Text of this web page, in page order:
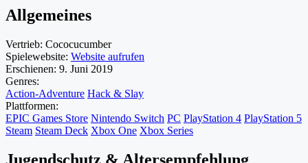
Allgemeines
Vertrieb: Cococucumber
Spielewebsite: Website aufrufen
Erschienen: 9. Juni 2019
Genres:
Action-Adventure Hack & Slay
Plattformen:
EPIC Games Store Nintendo Switch PC PlayStation 4 PlayStation 5
Steam Steam Deck Xbox One Xbox Series
Jugendschutz & Altersempfehlung